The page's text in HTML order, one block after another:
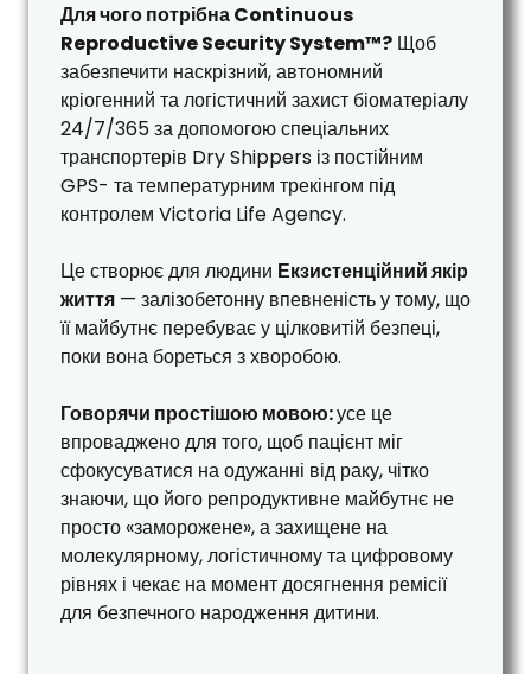
Для чого потрібна Continuous
Reproductive Security System™? Щоб
забезпечити наскрізний, автономний
кріогенний та логістичний захист біоматеріалу
24/7/365 за допомогою спеціальних
транспортерів Dry Shippers із постійним
GPS- та температурним трекінгом під
контролем Victoria Life Agency.
Це створює для людини Екзистенційний якір
життя — залізобетонну впевненість у тому, що
її майбутнє перебуває у цілковитій безпеці,
поки вона бореться з хворобою.
Говорячи простішою мовою:усе це
впроваджено для того, щоб пацієнт міг
сфокусуватися на одужанні від раку, чітко
знаючи, що його репродуктивне майбутнє не
просто «заморожене», а захищене на
молекулярному, логістичному та цифровому
рівнях і чекає на момент досягнення ремісії
для безпечного народження дитини.